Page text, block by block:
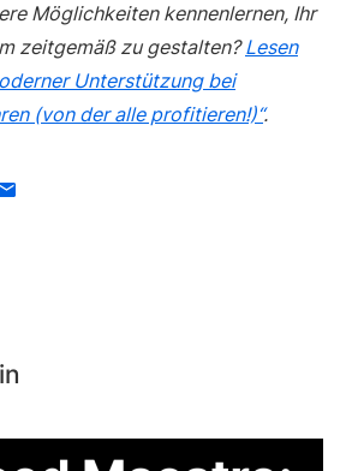
Möglichkeiten kennenlernen, Ihr
zeitgemäß zu gestalten?Lesen
Unterstützung bei
(von der alle profitieren!)“.